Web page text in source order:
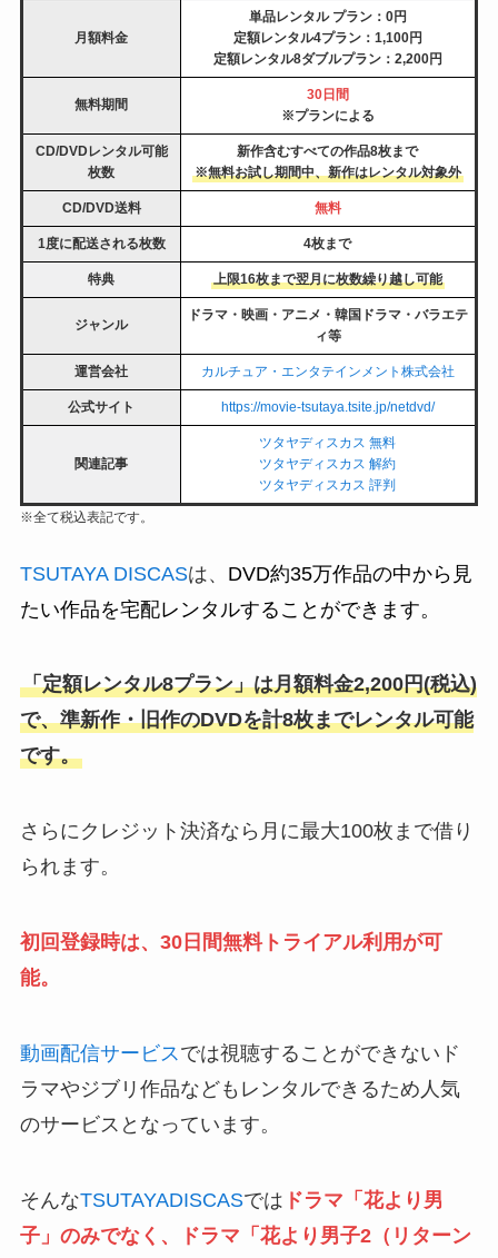
月額料金
単品レンタル プラン：0円
定額レンタル4プラン：1,100円
定額レンタル8ダブルプラン：2,200円
無料期間
30日間
※プランによる
CD/DVDレンタル可能
枚数
新作含むすべての作品8枚まで
※無料お試し期間中、新作はレンタル対象外
CD/DVD送料 無料
1度に配送される枚数 4枚まで
特典 上限16枚まで翌月に枚数繰り越し可能
ジャンル
ドラマ・映画・アニメ・韓国ドラマ・バラエテ
ィ等
運営会社 カルチュア・エンタテインメント株式会社
公式サイト https://movie-tsutaya.tsite.jp/netdvd/
関連記事
ツタヤディスカス 無料
ツタヤディスカス 解約
ツタヤディスカス 評判
※全て税込表記です。
TSUTAYA DISCASは、 DVD約35万作品の中から見
たい作品を宅配レンタルすることができます。
「定額レンタル8プラン」は月額料金2,200円(税込)
で、準新作・旧作のDVDを計8枚までレンタル可能
です。
さらにクレジット決済なら月に最大100枚まで借り
られます。
初回登録時は、30日間無料トライアル利用が可
能。
動画配信サービス では視聴することができないド
ラマやジブリ作品などもレンタルできるため人気
のサービスとなっています。
そんなTSUTAYADISCASでは ドラマ「 花より男
子」のみでなく、ドラマ「 花より男子2（リターン